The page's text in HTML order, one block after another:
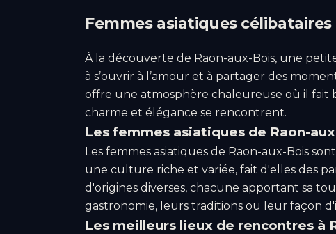
Femmes asiatiques
À la découverte de Raon-aux-Bois, une
à s’ouvrir à l’amour et à partager des
offre une atmosphère chaleureuse où il fait
charme et élégance se rencontrent.
Les femmes asiatiques de Raon-
Les femmes asiatiques de Raon-aux-Bois
une culture riche et variée, fait d'elles des
d'origines diverses, chacune apportant sa
gastronomie, leurs traditions ou leur façon
Les meilleurs lieux de rencontres à